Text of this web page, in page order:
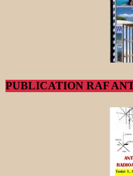
PUBLICATION RAF